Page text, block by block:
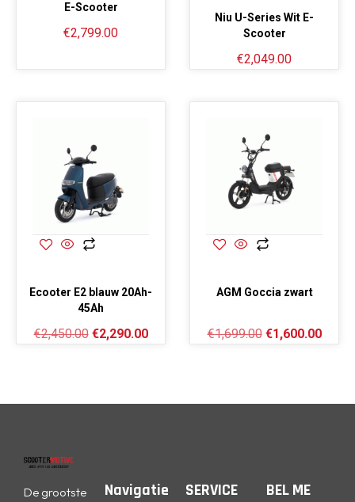
E-Scooter
€2,799.00
Niu U-Series Wit E-
Scooter
€2,049.00
Ecooter E2 blauw 20Ah-
45Ah
€2,450.00 €2,290.00
AGM Goccia zwart
€1,699.00 €1,600.00
De grootste
Navigatie SERVICE
BEL ME